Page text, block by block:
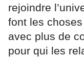
rejoindre
font les
avec plus de
pour qui les